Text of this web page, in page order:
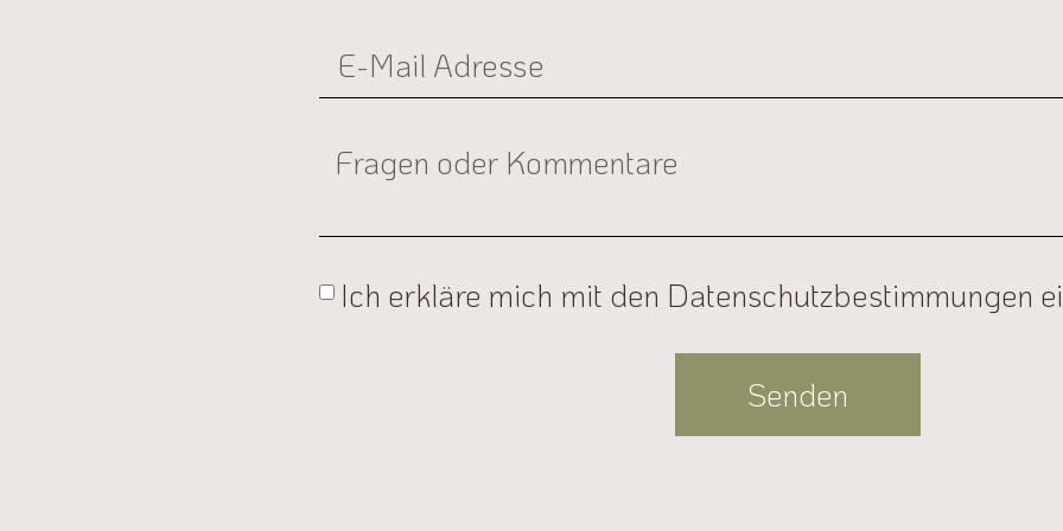
Ich erkläre mich mit den Datenschutzbestimmungen
Senden